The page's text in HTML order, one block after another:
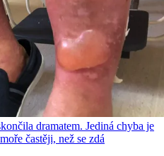
dramatem. Jediná chyba je
častěji, než se zdá